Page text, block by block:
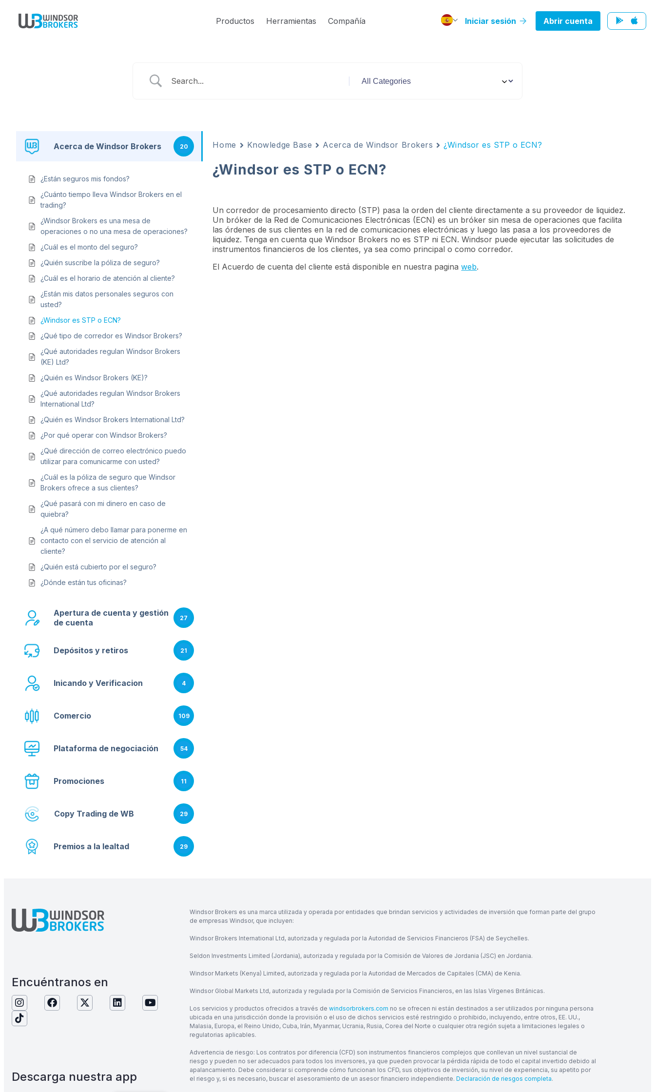
Productos Herramientas Compañía Iniciar sesión Abrir cuenta
Acerca de Windsor Brokers 20
¿Están seguros mis fondos?
¿Cuánto tiempo lleva Windsor Brokers en el
trading?
¿Windsor Brokers es una mesa de
operaciones o no una mesa de operaciones?
¿Cuál es el monto del seguro?
¿Quién suscribe la póliza de seguro?
¿Cuál es el horario de atención al cliente?
¿Están mis datos personales seguros con
usted?
¿Windsor es STP o ECN?
¿Qué tipo de corredor es Windsor Brokers?
¿Qué autoridades regulan Windsor Brokers
(KE) Ltd?
¿Quién es Windsor Brokers (KE)?
¿Qué autoridades regulan Windsor Brokers
International Ltd?
¿Quién es Windsor Brokers International Ltd?
¿Por qué operar con Windsor Brokers?
¿Qué dirección de correo electrónico puedo
utilizar para comunicarme con usted?
¿Cuál es la póliza de seguro que Windsor
Brokers ofrece a sus clientes?
¿Qué pasará con mi dinero en caso de
quiebra?
¿A qué número debo llamar para ponerme en
contacto con el servicio de atención al
cliente?
¿Quién está cubierto por el seguro?
¿Dónde están tus oficinas?
Apertura de cuenta y gestión
de cuenta
27
Depósitos y retiros 21
Inicando y Verificacion 4
Comercio 109
Plataforma de negociación 54
Promociones 11
Copy Trading de WB 29
Premios a la lealtad 29
Home Knowledge Base Acerca de Windsor Brokers ¿Windsor es STP o ECN?
¿Windsor es STP o ECN?
Un corredor de procesamiento directo (STP) pasa la orden del cliente directamente a su proveedor de liquidez.
Un bróker de la Red de Comunicaciones Electrónicas (ECN) es un bróker sin mesa de operaciones que facilita
las órdenes de sus clientes en la red de comunicaciones electrónicas y luego las pasa a los proveedores de
liquidez. Tenga en cuenta que Windsor Brokers no es STP ni ECN. Windsor puede ejecutar las solicitudes de
instrumentos financieros de los clientes, ya sea como principal o como corredor.
El Acuerdo de cuenta del cliente está disponible en nuestra paginaweb.
Encuéntranos en
Descarga nuestra app
Windsor Brokers es una marca utilizada y operada por entidades que brindan servicios y actividades de inversión que forman parte del grupo
de empresas Windsor, que incluyen:
Windsor Brokers International Ltd, autorizada y regulada por la Autoridad de Servicios Financieros (FSA) de Seychelles.
Seldon Investments Limited (Jordania), autorizada y regulada por la Comisión de Valores de Jordania (JSC) en Jordania.
Windsor Markets (Kenya) Limited, autorizada y regulada por la Autoridad de Mercados de Capitales (CMA) de Kenia.
Windsor Global Markets Ltd, autorizada y regulada por la Comisión de Servicios Financieros, en las Islas Vírgenes Británicas.
Los servicios y productos ofrecidos a través dewindsorbrokers.com no se ofrecen ni están destinados a ser utilizados por ninguna persona
ubicada en una jurisdicción donde la provisión o el uso de dichos servicios esté restringido o prohibido, incluyendo, entre otros, EE. UU.,
Malasia, Europa, el Reino Unido, Cuba, Irán, Myanmar, Ucrania, Rusia, Corea del Norte o cualquier otra región sujeta a limitaciones legales o
regulatorias aplicables.
Advertencia de riesgo: Los contratos por diferencia (CFD) son instrumentos financieros complejos que conllevan un nivel sustancial de
riesgo y pueden no ser adecuados para todos los inversores, ya que pueden provocar la pérdida rápida de todo el capital invertido debido al
apalancamiento. Debe considerar si comprende cómo funcionan los CFD, sus objetivos de inversión, su nivel de experiencia, su apetito por
el riesgo y, si es necesario, buscar el asesoramiento de un asesor financiero independiente.Declaración de riesgos completa.